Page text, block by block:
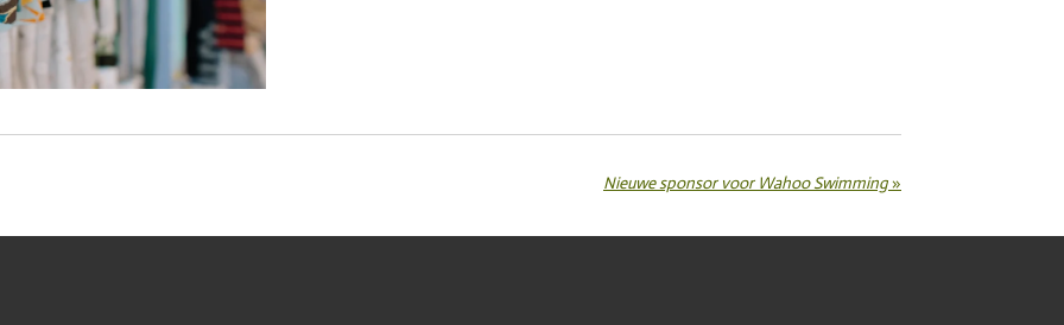
Nieuwe sponsor voor Wahoo Swimming»